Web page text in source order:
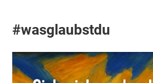
#wasglaubstdu